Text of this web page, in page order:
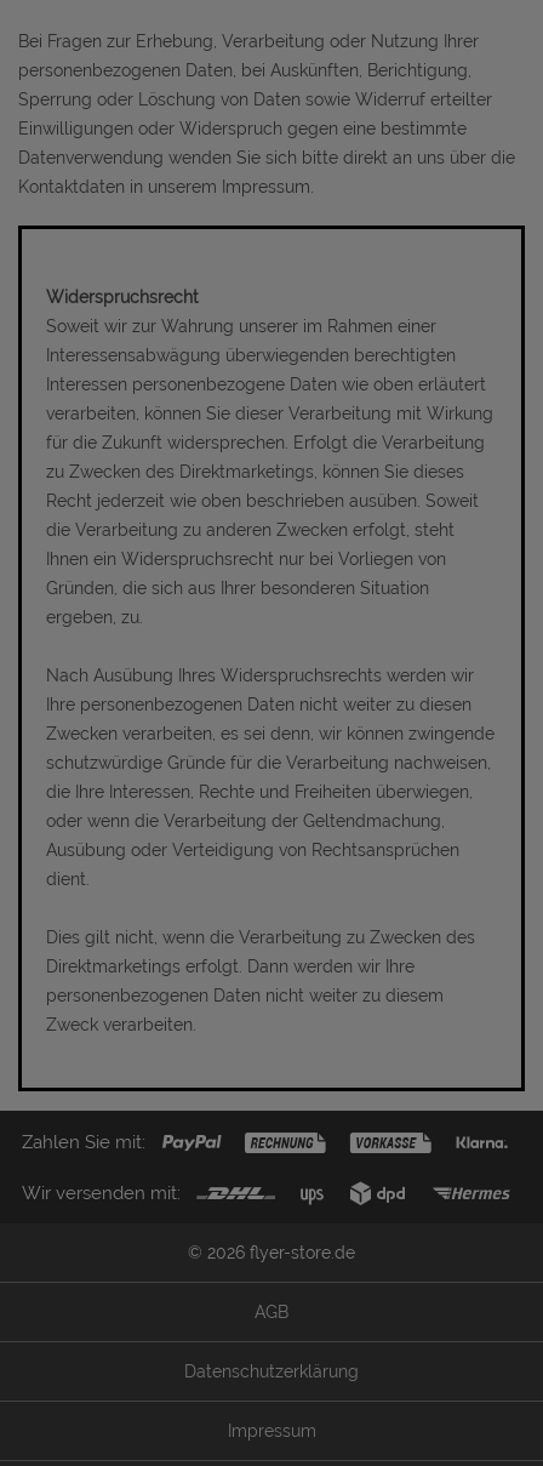
Bei Fragen zur Erhebung, Verarbeitung oder Nutzung Ihrer
personenbezogenen Daten, bei Auskünften, Berichtigung,
Sperrung oder Löschung von Daten sowie Widerruf erteilter
Einwilligungen oder Widerspruch gegen eine bestimmte
Datenverwendung wenden Sie sich bitte direkt an uns über die
Kontaktdaten in unserem Impressum.
Widerspruchsrecht
Soweit wir zur Wahrung unserer im Rahmen einer
Interessensabwägung überwiegenden berechtigten
Interessen personenbezogene Daten wie oben erläutert
verarbeiten, können Sie dieser Verarbeitung mit Wirkung
für die Zukunft widersprechen. Erfolgt die Verarbeitung
zu Zwecken des Direktmarketings, können Sie dieses
Recht jederzeit wie oben beschrieben ausüben. Soweit
die Verarbeitung zu anderen Zwecken erfolgt, steht
Ihnen ein Widerspruchsrecht nur bei Vorliegen von
Gründen, die sich aus Ihrer besonderen Situation
ergeben, zu.
Nach Ausübung Ihres Widerspruchsrechts werden wir
Ihre personenbezogenen Daten nicht weiter zu diesen
Zwecken verarbeiten, es sei denn, wir können zwingende
schutzwürdige Gründe für die Verarbeitung nachweisen,
die Ihre Interessen, Rechte und Freiheiten überwiegen,
oder wenn die Verarbeitung der Geltendmachung,
Ausübung oder Verteidigung von Rechtsansprüchen
dient.
Dies gilt nicht, wenn die Verarbeitung zu Zwecken des
Direktmarketings erfolgt. Dann werden wir Ihre
personenbezogenen Daten nicht weiter zu diesem
Zweck verarbeiten.
Zahlen Sie mit:
Wir versenden mit:
© 2026 flyer-store.de
AGB
Datenschutzerklärung
Impressum